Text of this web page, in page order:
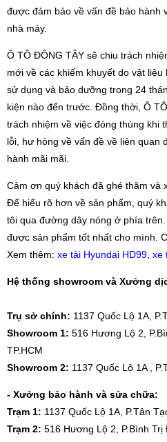
được đảm bảo về vấn đề bảo hành
nhà máy.
Ô TÔ ĐÔNG TÂY sẽ chiu trách
mới về các khiếm khuyết do vật
sử dụng và bảo dưỡng trong 24
kiện nào đến trước. Đồng thời, Ô
trách nhiệm về việc đóng thùng khi
lỗi, hư hỏng về vấn đề về liên quan
hành mãi mãi.
Cảm ơn quý khách đã ghé thăm và
Để hiểu rõ hơn về sản phẩm, quý
tôi qua đường dây nóng ở phía
được sản phẩm tốt nhất cho mình.
Xem thêm: xe tải Hyundai HD99 xe
Hệ thống showroom và Xưởng
Trụ sở chính: 1137 Quốc Lộ 1A,
Showroom 1: 516 Hương Lộ 2,
TP.HCM
Showroom 2: 1137 Quốc Lộ 1A ,
- Xưởng bảo hành và sửa chữa:
Trạm 1: 1137 Quốc Lộ 1A, P.Tân
Trạm 2: 516 Hương Lộ 2, P.Bình